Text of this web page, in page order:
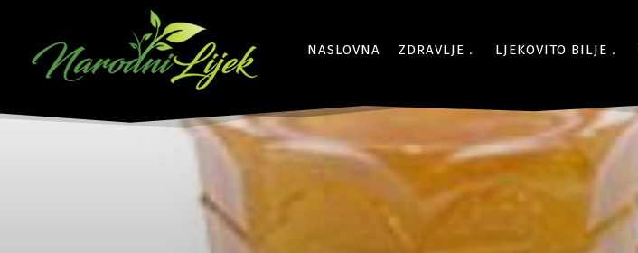
NASLOVNA ZDRAVLJE LJEKOVITO BILJE